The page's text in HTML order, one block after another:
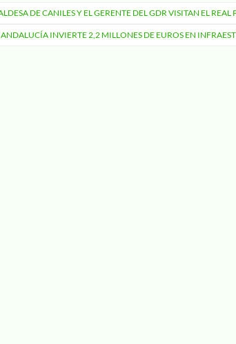
DE CANILES Y EL GERENTE DEL GDR VISITAN EL
INVIERTE 2,2 MILLONES DE EUROS EN